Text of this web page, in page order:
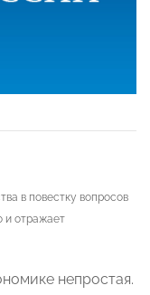
в повестку вопросов
и отражает
непростая.